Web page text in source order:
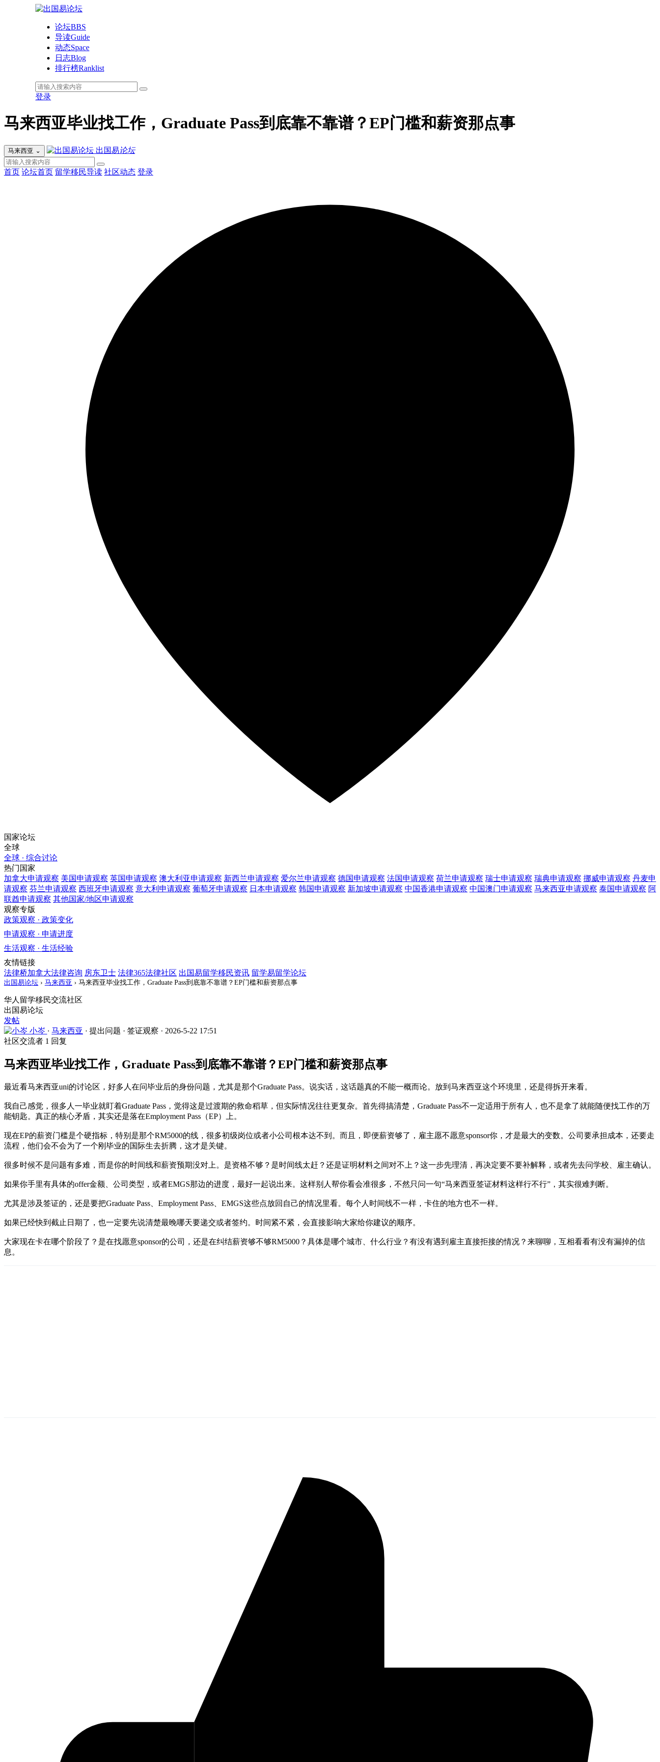
论坛BBS
导读Guide
动态Space
日志Blog
排行榜Ranklist
登录
马来西亚毕业找工作，Graduate Pass到底靠不靠谱？EP门槛和薪资那点事
马来西亚 ⌄ 出国易论坛
首页 论坛首页 留学移民导读 社区动态 登录
国家论坛
全球
全球 · 综合讨论
热门国家
加拿大申请观察 美国申请观察 英国申请观察 澳大利亚申请观察 新西兰申请观察 爱尔兰申请观察 德国申请观察 法国申请观察 荷兰申请观察 瑞士申请观察 瑞典申请观察 挪威申请观察 丹麦申
请观察 芬兰申请观察 西班牙申请观察 意大利 申请观察 葡萄牙申请观察 日本申请观察 韩国申请观察 新加坡申请观察 中国香港申请观察 中国澳门申请观察 马来西亚申请观察 泰国申请观察 阿
联酋申请观察 其他国家/地区申请观察
观察专版
政策观察 · 政策变化
申请观察 · 申请进度
生活观察 · 生活经验
友情链接
法律桥加拿大法律咨询 房东卫士 法律365法律社区 出国易留学移民资讯 留学易留学论坛
出国易论坛 › 马来西亚 › 马来西亚毕业找工作，Graduate Pass到底靠不靠谱？EP门槛和薪资那点事
华人留学移民交流社区
出国易论坛
发帖
小岑 · 马来西亚 · 提出问题 · 签证观察 · 2026-5-22 17:51
社区交流者 1 回复
马来西亚毕业找工作，Graduate Pass到底靠不靠谱？EP门槛和薪资那点事
最近看马来西亚uni的讨论区，好多人在问毕业后的身份问题，尤其是那个Graduate Pass。说实话，这话题真的不能一概而论。放到马来西亚这个环境里，还是得拆开来看。
我自己感觉，很多人一毕业就盯着Graduate Pass，觉得这是过渡期的救命稻草，但实际情况往往更复杂。首先得搞清楚，Graduate Pass不一定适用于所有人，也不是拿了就能随便找工作的万
能钥匙。真正的核心矛盾，其实还是落在Employment Pass（EP）上。
现在EP的薪资门槛是个硬指标，特别是那个RM5000的线，很多初级岗位或者小公司根本达不到。而且，即便薪资够了，雇主愿不愿意sponsor你，才是最大的变数。公司要承担成本，还要走
流程，他们会不会为了一个刚毕业的国际生去折腾，这才是关键。
很多时候不是问题有多难，而是你的时间线和薪资预期没对上。是资格不够？是时间线太赶？还是证明材料之间对不上？这一步先理清，再决定要不要补解释，或者先去问学校、雇主确认。
如果你手里有具体的offer金额、公司类型，或者EMGS那边的进度，最好一起说出来。这样别人帮你看会准很多，不然只问一句“马来西亚签证材料这样行不行”，其实很难判断。
尤其是涉及签证的，还是要把Graduate Pass、Employment Pass、EMGS这些点放回自己的情况里看。每个人时间线不一样，卡住的地方也不一样。
如果已经快到截止日期了，也一定要先说清楚最晚哪天要递交或者签约。时间紧不紧，会直接影响大家给你建议的顺序。
大家现在卡在哪个阶段了？是在找愿意sponsor的公司，还是在纠结薪资够不够RM5000？具体是哪个城市、什么行业？有没有遇到雇主直接拒接的情况？来聊聊，互相看看有没有漏掉的信
息。